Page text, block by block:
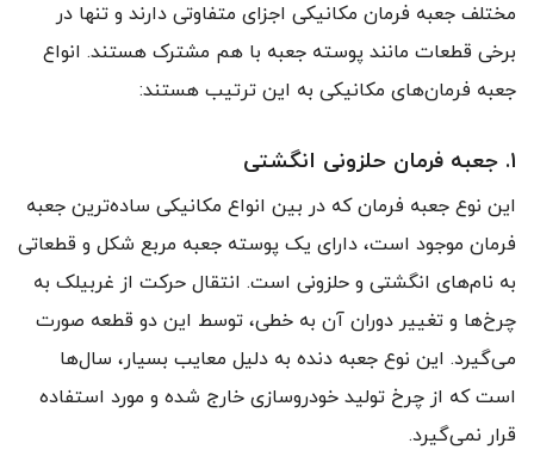
مختلف جعبه فرمان مکانیکی اجزای متفاوتی دارند و تنها در
برخی قطعات مانند پوسته‌ جعبه با هم مشترک هستند. انواع
جعبه فرمان‌های مکانیکی به این ترتیب هستند:
۱. جعبه فرمان حلزونی انگشتی
این نوع جعبه فرمان که در بین انواع مکانیکی ساده‌ترین جعبه
فرمان موجود است، دارای یک پوسته‌ جعبه‌ مربع شکل و قطعاتی
به نام‌های انگشتی و حلزونی است. انتقال حرکت از غربیلک به
چرخ‌ها و تغییر دوران آن به خطی، توسط این دو قطعه صورت
می‌گیرد. این نوع جعبه دنده به دلیل معایب بسیار، سال‌ها
است که از چرخ تولید خودروسازی خارج شده و مورد استفاده
قرار نمی‌گیرد.